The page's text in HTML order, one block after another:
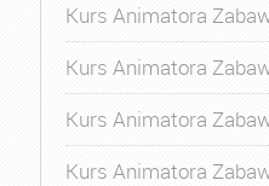
Kurs Animatora
Kurs Animatora
Kurs Animatora
Kurs Animatora